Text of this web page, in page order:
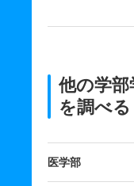
他の学
を調べる
医学部